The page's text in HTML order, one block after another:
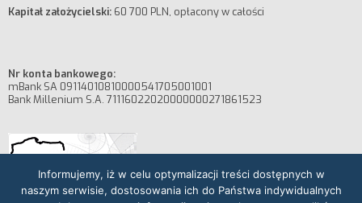
Kapitał założycielski: 60 700 PLN, opłacony w całości
Nr konta bankowego:
mBank SA 09114010810000541705001001
Bank Millenium S.A. 71116022020000000271861523
Informujemy, iż w celu optymalizacji treści dostępnych w
naszym serwisie, dostosowania ich do Państwa indywidualnych